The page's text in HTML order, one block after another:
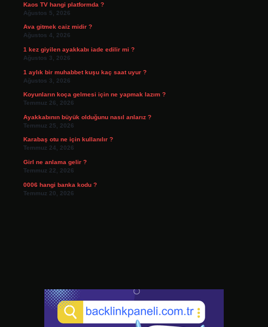
Kaos TV hangi platformda ?
Ağustos 5, 2026
Ava gitmek caiz midir ?
Ağustos 4, 2026
1 kez giyilen ayakkabı iade edilir mi ?
Ağustos 3, 2026
1 aylık bir muhabbet kuşu kaç saat uyur ?
Ağustos 3, 2026
Koyunların koça gelmesi için ne yapmak lazım ?
Temmuz 26, 2026
Ayakkabının büyük olduğunu nasıl anlarız ?
Temmuz 25, 2026
Karabaş otu ne için kullanılır ?
Temmuz 24, 2026
Girl ne anlama gelir ?
Temmuz 22, 2026
0006 hangi banka kodu ?
Temmuz 20, 2026